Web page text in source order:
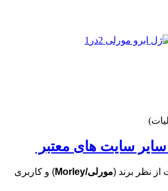
سایت های معتبر
از نظر برند (مورلی/Morley
) و کاربری